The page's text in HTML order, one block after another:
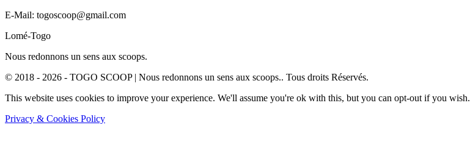
E-Mail: togoscoop@gmail.com
Lomé-Togo
Nous redonnons un sens aux scoops.
© 2018 - 2026 - TOGO SCOOP | Nous redonnons un sens aux scoops.. Tous droits Réservés.
This website uses cookies to improve your experience. We'll assume you're ok with this, but you can opt-out if you wish.
Privacy & Cookies Policy